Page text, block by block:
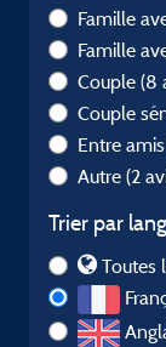
Famille
Famille
Couple (8
Couple
Entre amis
Autre (2
Trier par
Toutes